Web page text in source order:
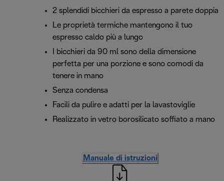
2 splendidi bicchieri da espresso a parete doppia
Le proprietà termiche mantengono il tuo
espresso caldo più a lungo
I bicchieri da 90 ml sono della dimensione
perfetta per una porzione e sono comodi da
tenere in mano
Senza condensa
Facili da pulire e adatti per la lavastoviglie
Realizzato in vetro borosilicato soffiato a mano
Manuale di istruzioni